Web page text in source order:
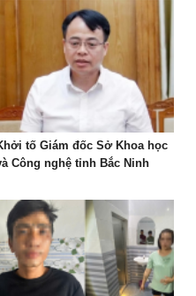
tố Giám đốc Sở Khoa học
Công nghệ tỉnh Bắc Ninh